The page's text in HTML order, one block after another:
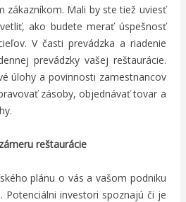
zákazníkom. Mali by ste tiež uviesť
ako budete merať úspešnosť
V časti prevádzka a riadenie
prevádzky vašej reštaurácie.
úlohy a povinnosti zamestnancov
zásoby, objednávať tovar a
reštaurácie
plánu o vás a vašom podniku
Potenciálni investori spoznajú či je